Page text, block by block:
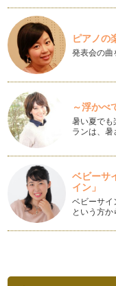
赤ちゃんのつなぎ服い
初めての子育ては、
かしつけ・抱っこな
子育てでパパたちが
子育ての構造は、パ
り、慣れないものです
ほめるって難しい！言
「子どもはほめて育
と難しいのではない
イライラする！私っ
赤ちゃんはかわいい
イライラしませんか？
出産がゴールじゃな
無事にお産が終わり
ピアノの
発表会の
～浮かべ
暑い夏でも
ランは、
ベビーサ
イン」
ベビーサイ
という方